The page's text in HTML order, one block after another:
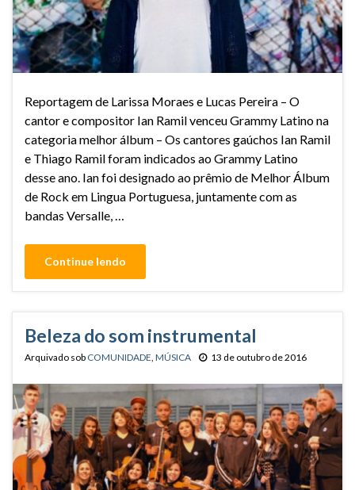
Reportagem de Larissa Moraes e Lucas Pereira – O
cantor e compositor Ian Ramil venceu Grammy Latino na
categoria melhor álbum – Os cantores gaúchos Ian Ramil
e Thiago Ramil foram indicados ao Grammy Latino
desse ano. Ian foi designado ao prêmio de Melhor Álbum
de Rock em Lingua Portuguesa, juntamente com as
bandas Versalle, …
Continue lendo
Beleza do som instrumental
Arquivado sob COMUNIDADE, MÚSICA 13 de outubro de 2016